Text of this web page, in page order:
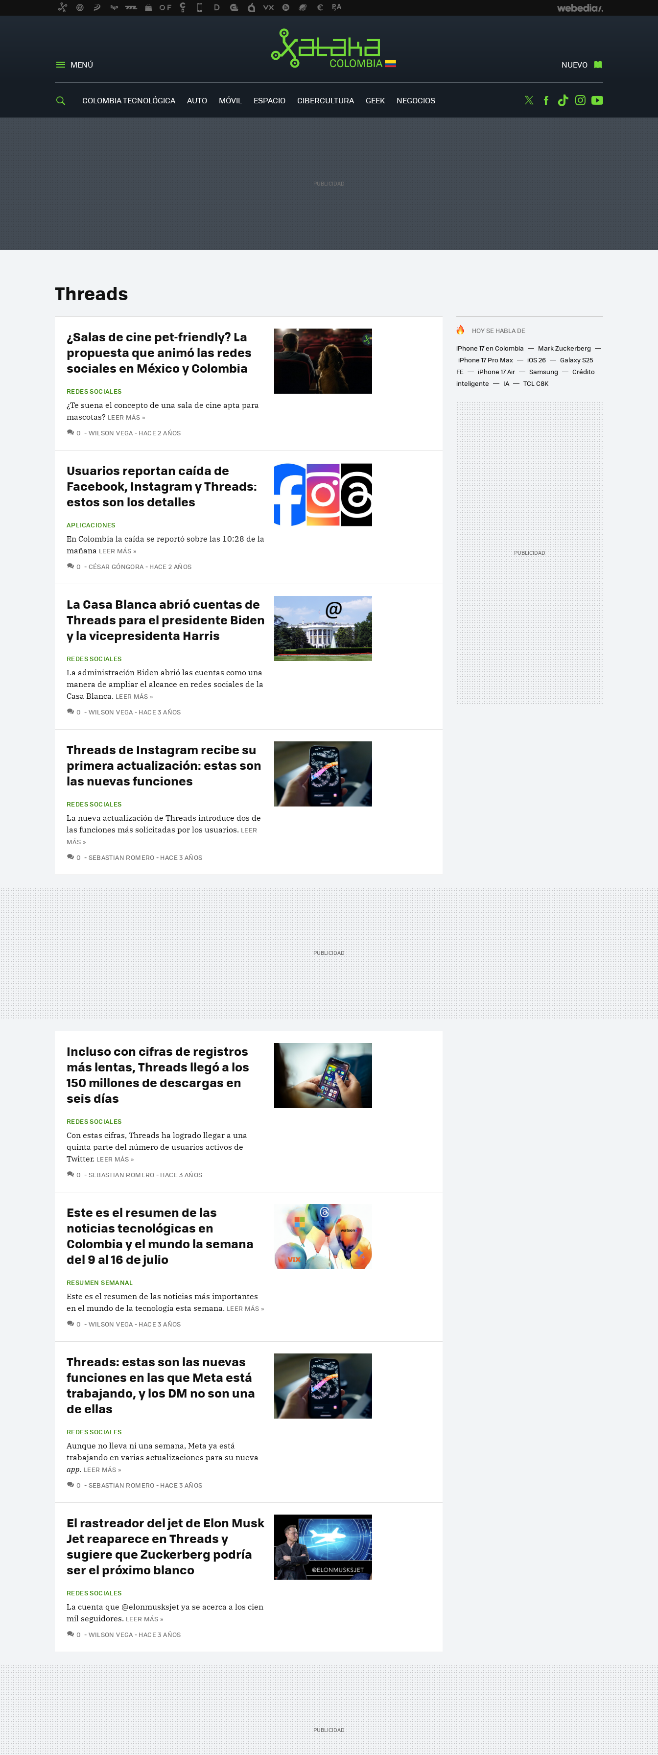
MENÚ NUEVO
COLOMBIA TECNOLÓGICA AUTO MÓVIL ESPACIO CIBERCULTURA GEEK NEGOCIOS TwitterFacebook
TiktokInstagram
Threads
HOY SE HABLA DE
iPhone 17 en Colombia
Mark Zuckerberg
iPhone 17 Pro Max
iOS 26
Galaxy S25
FE
iPhone 17 Air Samsung
Crédito
inteligente
IA TCL C8K
¿Salas de cine pet-friendly? La
propuesta que animó las redes
sociales en México y Colombia
REDES SOCIALES
¿Te suena el concepto de una sala de cine apta para
mascotas? LEER MÁS »
0 COMENTARIOS
WILSON VEGA HACE 2 AÑOS
Usuarios reportan caída de
Facebook, Instagram y Threads:
estos son los detalles
APLICACIONES
En Colombia la caída se reportó sobre las 10:28 de la
mañana LEER MÁS »
0 COMENTARIOS
CÉSAR GÓNGORA HACE 2 AÑOS
La Casa Blanca abrió cuentas de
Threads para el presidente Biden
y la vicepresidenta Harris
REDES SOCIALES
La administración Biden abrió las cuentas como una
manera de ampliar el alcance en redes sociales de la
Casa Blanca. LEER MÁS »
0 COMENTARIOS
WILSON VEGA HACE 3 AÑOS
Threads de Instagram recibe su
primera actualización: estas son
las nuevas funciones
REDES SOCIALES
La nueva actualización de Threads introduce dos de
las funciones más solicitadas por los usuarios. LEER
MÁS »
0 COMENTARIOS
SEBASTIAN ROMERO HACE 3 AÑOS
Incluso con cifras de registros
más lentas, Threads llegó a los
150 millones de descargas en
seis días
REDES SOCIALES
Con estas cifras, Threads ha logrado llegar a una
quinta parte del número de usuarios activos de
Twitter. LEER MÁS »
0 COMENTARIOS
SEBASTIAN ROMERO HACE 3 AÑOS
Este es el resumen de las
noticias tecnológicas en
Colombia y el mundo la semana
del 9 al 16 de julio
RESUMEN SEMANAL
Este es el resumen de las noticias más importantes
en el mundo de la tecnología esta semana. LEER MÁS »
0 COMENTARIOS
WILSON VEGA HACE 3 AÑOS
Threads: estas son las nuevas
funciones en las que Meta está
trabajando, y los DM no son una
de ellas
REDES SOCIALES
Aunque no lleva ni una semana, Meta ya está
trabajando en varias actualizaciones para su nueva
app. LEER MÁS »
0 COMENTARIOS
SEBASTIAN ROMERO HACE 3 AÑOS
El rastreador del jet de Elon Musk
Jet reaparece en Threads y
sugiere que Zuckerberg podría
ser el próximo blanco
REDES SOCIALES
La cuenta que @elonmusksjet ya se acerca a los cien
mil seguidores. LEER MÁS »
0 COMENTARIOS
WILSON VEGA HACE 3 AÑOS